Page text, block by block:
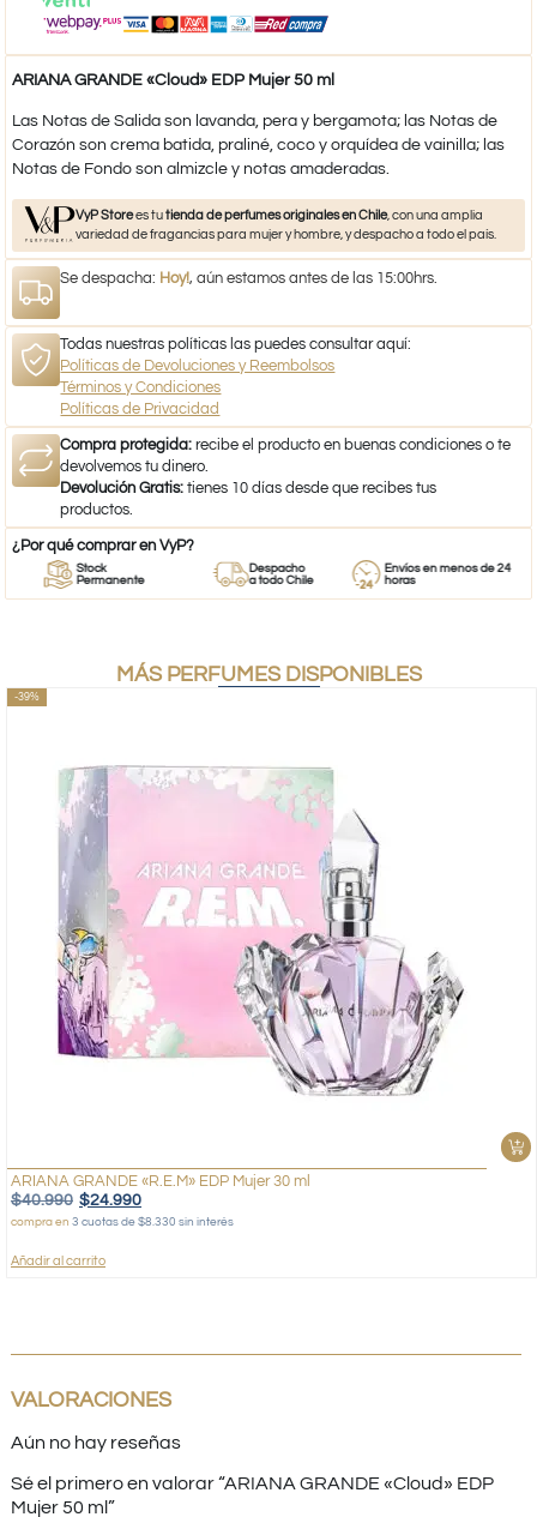
ARIANA GRANDE «Cloud» EDP Mujer 50 ml
Las Notas de Salida son lavanda, pera y bergamota; las Notas de
Corazón son crema batida, praliné, coco y orquídea de vainilla; las
Notas de Fondo son almizcle y notas amaderadas.
VyP Storees tutienda de perfumes originales en Chile, con una amplia
variedad de fragancias para mujer y hombre, y despacho a todo el país.
Se despacha: Hoy!, aún estamos antes de las 15:00hrs.
Todas nuestras políticas las puedes consultar aquí:
Políticas de Devoluciones y Reembolsos
Términos y Condiciones
Políticas de Privacidad
Compra protegida: recibe el producto en buenas condiciones o te
devolvemos tu dinero.
Devolución Gratis: tienes 10 días desde que recibes tus
productos.
¿Por qué comprar en VyP?
Stock
Permanente
Despacho
a todo Chile
Envíos en menos de 24
horas
MÁS PERFUMES DISPONIBLES
-39%
ARIANA GRANDE «R.E.M» EDP Mujer 30 ml
$40.990 $24.990
compra en 3 cuotas de $8.330 sin interés
Añadir al carrito
VALORACIONES
Aún no hay reseñas
Sé el primero en valorar “ARIANA GRANDE «Cloud» EDP
Mujer 50 ml”